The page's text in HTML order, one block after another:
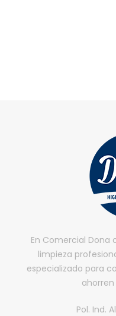
En Comercial
limpieza
especializado para
Pol. Ind.